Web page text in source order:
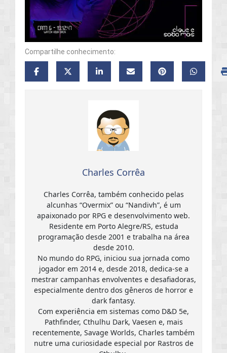
Compartilhe conhecimento:
Charles Corrêa
Charles Corrêa, também conhecido pelas
alcunhas “Overmix” ou “Nandivh”, é um
apaixonado por RPG e desenvolvimento web.
Residente em Porto Alegre/RS, estuda
programação desde 2001 e trabalha na área
desde 2010.
No mundo do RPG, iniciou sua jornada como
jogador em 2014 e, desde 2018, dedica-se a
mestrar campanhas envolventes e desafiadoras,
especialmente dentro dos gêneros de horror e
dark fantasy.
Com experiência em sistemas como D&D 5e,
Pathfinder, Cthulhu Dark, Vaesen e, mais
recentemente, Savage Worlds, Charles também
nutre uma curiosidade especial por Rastros de